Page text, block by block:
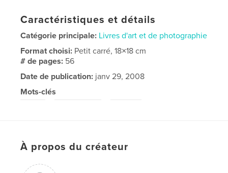
Caractéristiques et détails
Catégorie principale: Livres d'art et de photographie
Format choisi: Petit carré, 18×18 cm
# de pages: 56
Date de publication: janv 29, 2008
Mots-clés
À propos du créateur